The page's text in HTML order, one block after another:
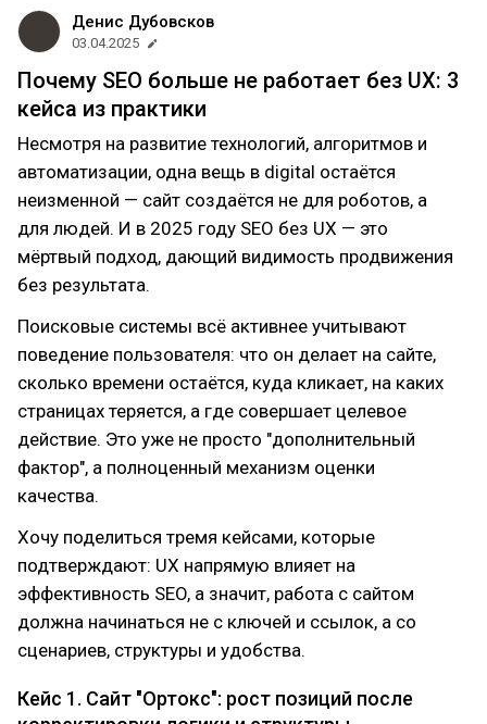
Денис Дубовсков
03.04.2025
Почему SEO больше не работает без UX: 3
кейса из практики
Несмотря на развитие технологий, алгоритмов и
автоматизации, одна вещь в digital остаётся
неизменной — сайт создаётся не для роботов, а
для людей. И в 2025 году SEO без UX — это
мёртвый подход, дающий видимость продвижения
без результата.
Поисковые системы всё активнее учитывают
поведение пользователя: что он делает на сайте,
сколько времени остаётся, куда кликает, на каких
страницах теряется, а где совершает целевое
действие. Это уже не просто "дополнительный
фактор", а полноценный механизм оценки
качества.
Хочу поделиться тремя кейсами, которые
подтверждают: UX напрямую влияет на
эффективность SEO, а значит, работа с сайтом
должна начинаться не с ключей и ссылок, а со
сценариев, структуры и удобства.
Кейс 1. Сайт "Ортокс": рост позиций после